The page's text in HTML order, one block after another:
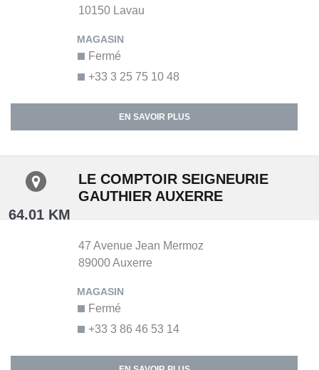
10150 Lavau
+33 3 25 75 10 48
Fermé
EN SAVOIR PLUS
64.01 KM
LE COMPTOIR SEIGNEURIE
GAUTHIER AUXERRE
47 Avenue Jean Mermoz
89000Auxerre
+33 3 86 46 53 14
Fermé